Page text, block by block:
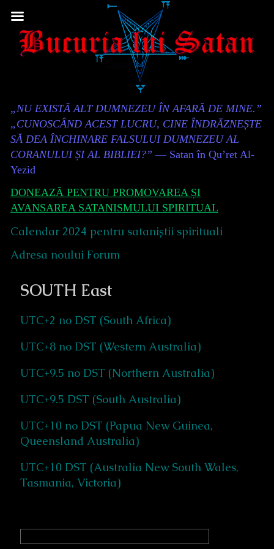
to
Content
Header
„NU EXISTĂ ALT DUMNEZEU ÎN AFARĂ DE MINE.”
„CUNOSCÂND ACEST LUCRU, CINE ÎNDRĂZNEȘTE
SĂ DEA ÎNCHINARE FALSULUI DUMNEZEU AL
CORANULUI ȘI AL BIBLIEI?” — Satan în Qu’ret Al-
Yezid
DONEAZĂ PENTRU PROMOVAREA ȘI
AVANSAREA SATANISMULUI SPIRITUAL
Calendar 2024 pentru sataniștii spirituali
Adresa noului Forum
SOUTH East
UTC+2 no DST (South Africa)
UTC+8 no DST (Western Australia)
UTC+9.5 no DST (Northern Australia)
UTC+9.5 DST (South Australia)
UTC+10 no DST (Papua New Guinea,
Queensland Australia)
UTC+10 DST (Australia New South Wales,
Tasmania, Victoria)
Primary